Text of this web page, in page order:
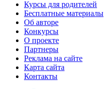
Курсы для родителей
Бесплатные материалы
Об авторе
Конкурсы
О проекте
Партнеры
Реклама на сайте
Карта сайта
Контакты